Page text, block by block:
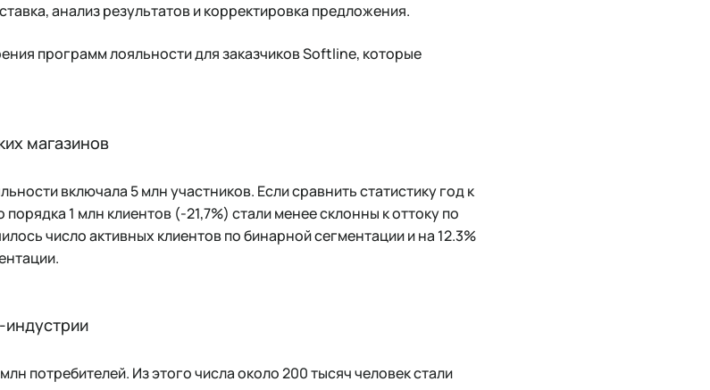
анализ результатов и корректировка предложения.
программ лояльности для заказчиков Softline, которые
магазинов
включала 5 млн участников. Если сравнить статистику год к
порядка 1 млн клиентов (-21,7%) стали менее склонны к оттоку по
число активных клиентов по бинарной сегментации и на 12.3%
потребителей. Из этого числа около 200 тысяч человек стали